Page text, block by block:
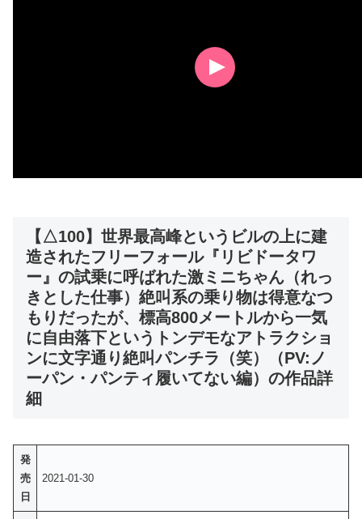
【△100】世界最高峰というビルの上に建
造されたフリーフォール『リビドータワ
ー』の試乗に呼ばれた激ミニちゃん（れっ
きとした仕事）絶叫系の乗り物は得意なつ
もりだったが、標高800メートルから一気
に自由落下というトンデモなアトラクショ
ンに文字通り絶叫パンチラ（笑）（PV:ノ
ーパン・パンティ履いてない編）の作品詳
細
発
売
日
2021-01-30